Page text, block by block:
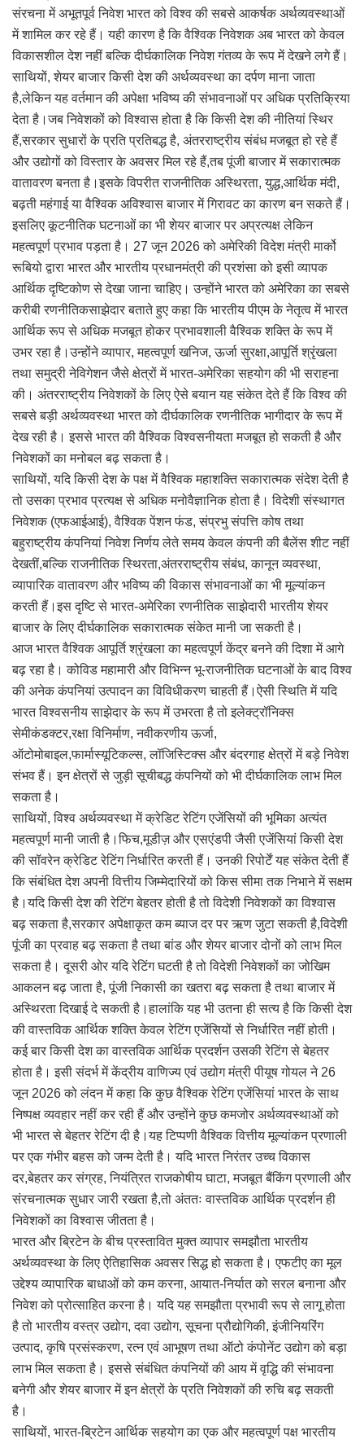
संरचना में अभूतपूर्व निवेश भारत को विश्व की सबसे आकर्षक अर्थव्यवस्थाओं
में शामिल कर रहे हैं। यही कारण है कि वैश्विक निवेशक अब भारत को केवल
विकासशील देश नहीं बल्कि दीर्घकालिक निवेश गंतव्य के रूप में देखने लगे हैं।
साथियों, शेयर बाजार किसी देश की अर्थव्यवस्था का दर्पण माना जाता
है,लेकिन यह वर्तमान की अपेक्षा भविष्य की संभावनाओं पर अधिक प्रतिक्रिया
देता है।जब निवेशकों को विश्वास होता है कि किसी देश की नीतियां स्थिर
हैं,सरकार सुधारों के प्रति प्रतिबद्ध है, अंतरराष्ट्रीय संबंध मजबूत हो रहे हैं
और उद्योगों को विस्तार के अवसर मिल रहे हैं,तब पूंजी बाजार में सकारात्मक
वातावरण बनता है।इसके विपरीत राजनीतिक अस्थिरता, युद्ध,आर्थिक मंदी,
बढ़ती महंगाई या वैश्विक अविश्वास बाजार में गिरावट का कारण बन सकते हैं।
इसलिए कूटनीतिक घटनाओं का भी शेयर बाजार पर अप्रत्यक्ष लेकिन
महत्वपूर्ण प्रभाव पड़ता है। 27 जून 2026 को अमेरिकी विदेश मंत्री मार्को
रूबियो द्वारा भारत और भारतीय प्रधानमंत्री की प्रशंसा को इसी व्यापक
आर्थिक दृष्टिकोण से देखा जाना चाहिए। उन्होंने भारत को अमेरिका का सबसे
करीबी रणनीतिकसाझेदार बताते हुए कहा कि भारतीय पीएम के नेतृत्व में भारत
आर्थिक रूप से अधिक मजबूत होकर प्रभावशाली वैश्विक शक्ति के रूप में
उभर रहा है।उन्होंने व्यापार, महत्वपूर्ण खनिज, ऊर्जा सुरक्षा,आपूर्ति श्रृंखला
तथा समुद्री नेविगेशन जैसे क्षेत्रों में भारत-अमेरिका सहयोग की भी सराहना
की। अंतरराष्ट्रीय निवेशकों के लिए ऐसे बयान यह संकेत देते हैं कि विश्व की
सबसे बड़ी अर्थव्यवस्था भारत को दीर्घकालिक रणनीतिक भागीदार के रूप में
देख रही है। इससे भारत की वैश्विक विश्वसनीयता मजबूत हो सकती है और
निवेशकों का मनोबल बढ़ सकता है।
साथियों, यदि किसी देश के पक्ष में वैश्विक महाशक्ति सकारात्मक संदेश देती है
तो उसका प्रभाव प्रत्यक्ष से अधिक मनोवैज्ञानिक होता है। विदेशी संस्थागत
निवेशक (एफआईआई), वैश्विक पेंशन फंड, संप्रभु संपत्ति कोष तथा
बहुराष्ट्रीय कंपनियां निवेश निर्णय लेते समय केवल कंपनी की बैलेंस शीट नहीं
देखतीं,बल्कि राजनीतिक स्थिरता,अंतरराष्ट्रीय संबंध, कानून व्यवस्था,
व्यापारिक वातावरण और भविष्य की विकास संभावनाओं का भी मूल्यांकन
करती हैं।इस दृष्टि से भारत-अमेरिका रणनीतिक साझेदारी भारतीय शेयर
बाजार के लिए दीर्घकालिक सकारात्मक संकेत मानी जा सकती है।
आज भारत वैश्विक आपूर्ति श्रृंखला का महत्वपूर्ण केंद्र बनने की दिशा में आगे
बढ़ रहा है। कोविड महामारी और विभिन्न भू-राजनीतिक घटनाओं के बाद विश्व
की अनेक कंपनियां उत्पादन का विविधीकरण चाहती हैं।ऐसी स्थिति में यदि
भारत विश्वसनीय साझेदार के रूप में उभरता है तो इलेक्ट्रॉनिक्स
सेमीकंडक्टर,रक्षा विनिर्माण, नवीकरणीय ऊर्जा,
ऑटोमोबाइल,फार्मास्यूटिकल्स, लॉजिस्टिक्स और बंदरगाह क्षेत्रों में बड़े निवेश
संभव हैं। इन क्षेत्रों से जुड़ी सूचीबद्ध कंपनियों को भी दीर्घकालिक लाभ मिल
सकता है।
साथियों, विश्व अर्थव्यवस्था में क्रेडिट रेटिंग एजेंसियों की भूमिका अत्यंत
महत्वपूर्ण मानी जाती है।फिच,मूडीज़ और एसएंडपी जैसी एजेंसियां किसी देश
की सॉवरेन क्रेडिट रेटिंग निर्धारित करती हैं। उनकी रिपोर्टें यह संकेत देती हैं
कि संबंधित देश अपनी वित्तीय जिम्मेदारियों को किस सीमा तक निभाने में सक्षम
है।यदि किसी देश की रेटिंग बेहतर होती है तो विदेशी निवेशकों का विश्वास
बढ़ सकता है,सरकार अपेक्षाकृत कम ब्याज दर पर ऋण जुटा सकती है,विदेशी
पूंजी का प्रवाह बढ़ सकता है तथा बांड और शेयर बाजार दोनों को लाभ मिल
सकता है। दूसरी ओर यदि रेटिंग घटती है तो विदेशी निवेशकों का जोखिम
आकलन बढ़ जाता है, पूंजी निकासी का खतरा बढ़ सकता है तथा बाजार में
अस्थिरता दिखाई दे सकती है।हालांकि यह भी उतना ही सत्य है कि किसी देश
की वास्तविक आर्थिक शक्ति केवल रेटिंग एजेंसियों से निर्धारित नहीं होती।
कई बार किसी देश का वास्तविक आर्थिक प्रदर्शन उसकी रेटिंग से बेहतर
होता है। इसी संदर्भ में केंद्रीय वाणिज्य एवं उद्योग मंत्री पीयूष गोयल ने 26
जून 2026 को लंदन में कहा कि कुछ वैश्विक रेटिंग एजेंसियां भारत के साथ
निष्पक्ष व्यवहार नहीं कर रही हैं और उन्होंने कुछ कमजोर अर्थव्यवस्थाओं को
भी भारत से बेहतर रेटिंग दी है।यह टिप्पणी वैश्विक वित्तीय मूल्यांकन प्रणाली
पर एक गंभीर बहस को जन्म देती है। यदि भारत निरंतर उच्च विकास
दर,बेहतर कर संग्रह, नियंत्रित राजकोषीय घाटा, मजबूत बैंकिंग प्रणाली और
संरचनात्मक सुधार जारी रखता है,तो अंततः वास्तविक आर्थिक प्रदर्शन ही
निवेशकों का विश्वास जीतता है।
भारत और ब्रिटेन के बीच प्रस्तावित मुक्त व्यापार समझौता भारतीय
अर्थव्यवस्था के लिए ऐतिहासिक अवसर सिद्ध हो सकता है। एफटीए का मूल
उद्देश्य व्यापारिक बाधाओं को कम करना, आयात-निर्यात को सरल बनाना और
निवेश को प्रोत्साहित करना है। यदि यह समझौता प्रभावी रूप से लागू होता
है तो भारतीय वस्त्र उद्योग, दवा उद्योग, सूचना प्रौद्योगिकी, इंजीनियरिंग
उत्पाद, कृषि प्रसंस्करण, रत्न एवं आभूषण तथा ऑटो कंपोनेंट उद्योग को बड़ा
लाभ मिल सकता है। इससे संबंधित कंपनियों की आय में वृद्धि की संभावना
बनेगी और शेयर बाजार में इन क्षेत्रों के प्रति निवेशकों की रुचि बढ़ सकती
है।
साथियों, भारत-ब्रिटेन आर्थिक सहयोग का एक और महत्वपूर्ण पक्ष भारतीय